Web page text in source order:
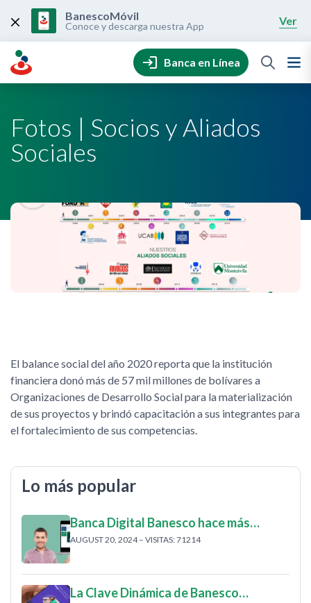
content
BanescoMóvil
Conoce y descarga nuestra App Ver
Banca en Línea
Fotos | Socios y Aliados
Sociales
El balance social del año 2020 reporta que la institución
financiera donó más de 57 mil millones de bolívares a
Organizaciones de Desarrollo Social para la materialización
de sus proyectos y brindó capacitación a sus integrantes para
el fortalecimiento de sus competencias.
Lo más popular
Banca Digital Banesco hace más…
AUGUST 20, 2024 – VISITAS: 71214
La Clave Dinámica de Banesco…